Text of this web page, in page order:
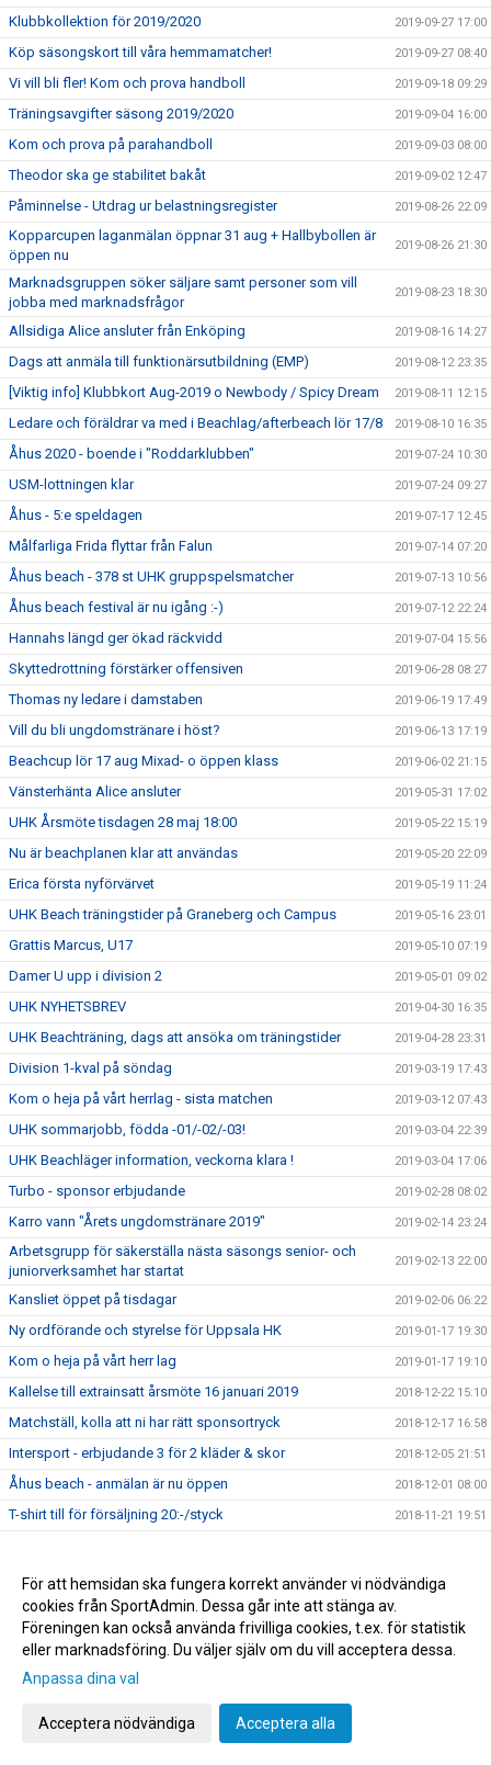
Klubbkollektion för 2019/2020 2019-09-27 17:00
Köp säsongskort till våra hemmamatcher! 2019-09-27 08:40
Vi vill bli fler! Kom och prova handboll 2019-09-18 09:29
Träningsavgifter säsong 2019/2020 2019-09-04 16:00
Kom och prova på parahandboll 2019-09-03 08:00
Theodor ska ge stabilitet bakåt 2019-09-02 12:47
Påminnelse - Utdrag ur belastningsregister 2019-08-26 22:09
Kopparcupen laganmälan öppnar 31 aug + Hallbybollen är
öppen nu
2019-08-26 21:30
Marknadsgruppen söker säljare samt personer som vill
jobba med marknadsfrågor
2019-08-23 18:30
Allsidiga Alice ansluter från Enköping 2019-08-16 14:27
Dags att anmäla till funktionärsutbildning (EMP) 2019-08-12 23:35
[Viktig info] Klubbkort Aug-2019 o Newbody / Spicy Dream 2019-08-11 12:15
Ledare och föräldrar va med i Beachlag/afterbeach lör 17/8 2019-08-10 16:35
Åhus 2020 - boende i "Roddarklubben" 2019-07-24 10:30
USM-lottningen klar 2019-07-24 09:27
Åhus - 5:e speldagen 2019-07-17 12:45
Målfarliga Frida flyttar från Falun 2019-07-14 07:20
Åhus beach - 378 st UHK gruppspelsmatcher 2019-07-13 10:56
Åhus beach festival är nu igång :-) 2019-07-12 22:24
Hannahs längd ger ökad räckvidd 2019-07-04 15:56
Skyttedrottning förstärker offensiven 2019-06-28 08:27
Thomas ny ledare i damstaben 2019-06-19 17:49
Vill du bli ungdomstränare i höst? 2019-06-13 17:19
Beachcup lör 17 aug Mixad- o öppen klass 2019-06-02 21:15
Vänsterhänta Alice ansluter 2019-05-31 17:02
UHK Årsmöte tisdagen 28 maj 18:00 2019-05-22 15:19
Nu är beachplanen klar att användas 2019-05-20 22:09
Erica första nyförvärvet 2019-05-19 11:24
UHK Beach träningstider på Graneberg och Campus 2019-05-16 23:01
Grattis Marcus, U17 2019-05-10 07:19
Damer U upp i division 2 2019-05-01 09:02
UHK NYHETSBREV 2019-04-30 16:35
UHK Beachträning, dags att ansöka om träningstider 2019-04-28 23:31
Division 1-kval på söndag 2019-03-19 17:43
Kom o heja på vårt herrlag - sista matchen 2019-03-12 07:43
UHK sommarjobb, födda -01/-02/-03! 2019-03-04 22:39
UHK Beachläger information, veckorna klara ! 2019-03-04 17:06
Turbo - sponsor erbjudande 2019-02-28 08:02
Karro vann "Årets ungdomstränare 2019" 2019-02-14 23:24
Arbetsgrupp för säkerställa nästa säsongs senior- och
juniorverksamhet har startat
2019-02-13 22:00
Kansliet öppet på tisdagar 2019-02-06 06:22
Ny ordförande och styrelse för Uppsala HK 2019-01-17 19:30
Kom o heja på vårt herr lag 2019-01-17 19:10
Kallelse till extrainsatt årsmöte 16 januari 2019 2018-12-22 15:10
Matchställ, kolla att ni har rätt sponsortryck 2018-12-17 16:58
Intersport - erbjudande 3 för 2 kläder & skor 2018-12-05 21:51
Åhus beach - anmälan är nu öppen 2018-12-01 08:00
T-shirt till för försäljning 20:-/styck 2018-11-21 19:51
Sekk.väskan till Tiundaskolan / UHK förrådet i Fyrishov 2018-11-18 09:21
Uppsala HK:s nya kanslist! 2018-10-19 18:24
P04 klara till USM steg 3 :-) 2018-10-14 22:12
Handbollens försäkring
Bollkul och minihandboll med start 1 sept
För att hemsidan ska fungera korrekt använder vi nödvändiga
cookies från SportAdmin. Dessa går inte att stänga av.
Föreningen kan också använda frivilliga cookies, t.ex. för statistik
eller marknadsföring. Du väljer själv om du vill acceptera dessa.
Anpassa dina val
Acceptera nödvändiga Acceptera alla